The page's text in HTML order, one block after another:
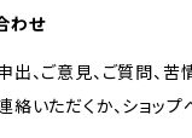
わせ
出、ご意見、ご質問、
絡いただくか、ショッ